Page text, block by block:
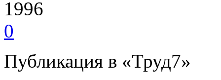
1996
0
Публикация в «Труд7»